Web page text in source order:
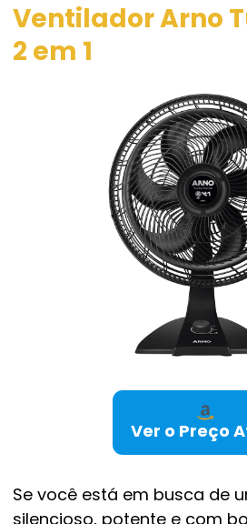
Ventilador Arno
2 em 1
Ver o Preço
Se você está em busca de
silencioso, potente e com